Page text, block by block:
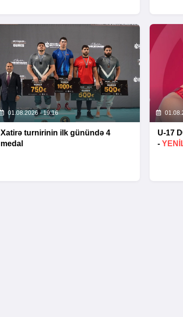
01.08.2026 - 19:16
Xatirə turnirinin ilk günündə 4
medal
U-17
-